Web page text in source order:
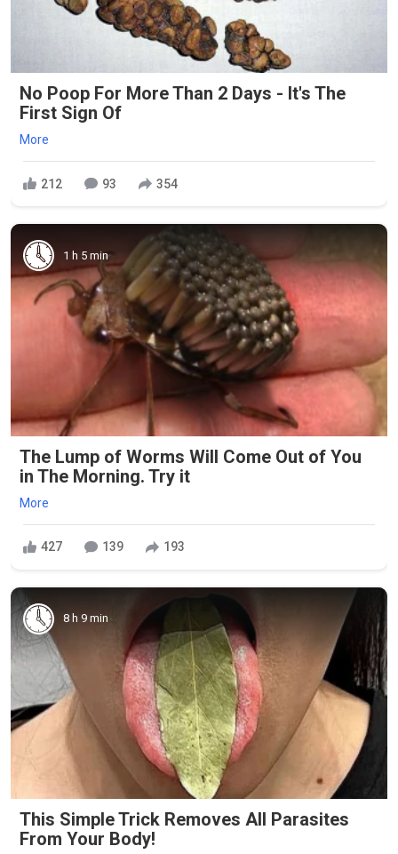
No Poop For More Than 2 Days - It's The
First Sign Of
More
212 93 354
1 h 5 min
The Lump of Worms Will Come Out of You
in The Morning. Try it
More
427 139 193
8 h 9 min
This Simple Trick Removes All Parasites
From Your Body!